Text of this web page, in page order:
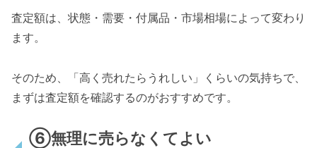
査定額は、状態・需要・付属品・市場相場によって変わり
ます。
そのため、「高く売れたらうれしい」くらいの気持ちで、
まずは査定額を確認するのがおすすめです。
⑥無理に売らなくてよい